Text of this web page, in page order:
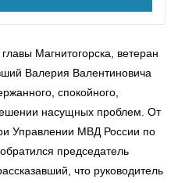
Магнитогорска, ветеран
Валерия Валентиновича
спокойного,
насущных проблем. От
Управлении МВД России по
председатель
что руководитель